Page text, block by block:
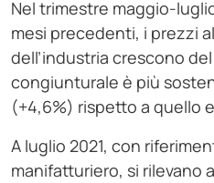
Nel trimestre maggio-
mesi precedenti, i prezzi
dell’industria crescono
congiunturale è più
(+4,6%) rispetto a quello
A luglio 2021, con
manifatturiero, si rilevano